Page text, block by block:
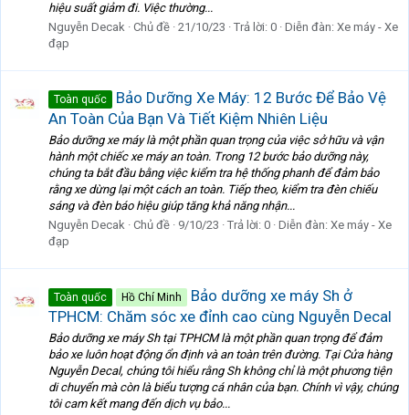
hiệu suất giảm đi. Việc thường...
Nguyễn Decak Chủ đề 21/10/23 Trả lời: 0 Diễn đàn: Xe máy - Xe
đạp
Toàn quốc
Bảo Dưỡng Xe Máy: 12 Bước Để Bảo Vệ
An Toàn Của Bạn Và Tiết Kiệm Nhiên Liệu
Bảo dưỡng xe máy là một phần quan trọng của việc sở hữu và vận
hành một chiếc xe máy an toàn. Trong 12 bước bảo dưỡng này,
chúng ta bắt đầu bằng việc kiểm tra hệ thống phanh để đảm bảo
rằng xe dừng lại một cách an toàn. Tiếp theo, kiểm tra đèn chiếu
sáng và đèn báo hiệu giúp tăng khả năng nhận...
Nguyễn Decak Chủ đề 9/10/23 Trả lời: 0 Diễn đàn: Xe máy - Xe
đạp
Toàn quốc Hồ Chí Minh
Bảo dưỡng xe máy Sh ở
TPHCM: Chăm sóc xe đỉnh cao cùng Nguyễn Decal
Bảo dưỡng xe máy Sh tại TPHCM là một phần quan trọng để đảm
bảo xe luôn hoạt động ổn định và an toàn trên đường. Tại Cửa hàng
Nguyễn Decal, chúng tôi hiểu rằng Sh không chỉ là một phương tiện
di chuyển mà còn là biểu tượng cá nhân của bạn. Chính vì vậy, chúng
tôi cam kết mang đến dịch vụ bảo...